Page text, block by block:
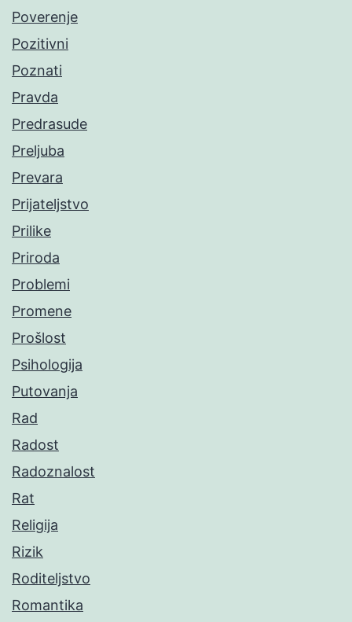
Poverenje
Pozitivni
Poznati
Pravda
Predrasude
Preljuba
Prevara
Prijateljstvo
Prilike
Priroda
Problemi
Promene
Prošlost
Psihologija
Putovanja
Rad
Radost
Radoznalost
Rat
Religija
Rizik
Roditeljstvo
Romantika